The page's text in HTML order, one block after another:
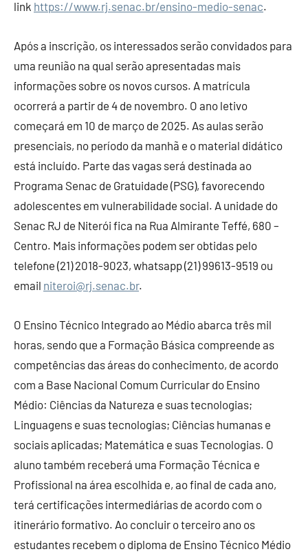
link https://www.rj.senac.br/ensino-medio-senac.
Após a inscrição, os interessados serão convidados para
uma reunião na qual serão apresentadas mais
informações sobre os novos cursos. A matrícula
ocorrerá a partir de 4 de novembro. O ano letivo
começará em 10 de março de 2025. As aulas serão
presenciais, no período da manhã e o material didático
está incluído. Parte das vagas será destinada ao
Programa Senac de Gratuidade (PSG), favorecendo
adolescentes em vulnerabilidade social. A unidade do
Senac RJ de Niterói fica na Rua Almirante Teffé, 680 –
Centro. Mais informações podem ser obtidas pelo
telefone (21) 2018-9023, whatsapp (21) 99613-9519 ou
email niteroi@rj.senac.br.
O Ensino Técnico Integrado ao Médio abarca três mil
horas, sendo que a Formação Básica compreende as
competências das áreas do conhecimento, de acordo
com a Base Nacional Comum Curricular do Ensino
Médio: Ciências da Natureza e suas tecnologias;
Linguagens e suas tecnologias; Ciências humanas e
sociais aplicadas; Matemática e suas Tecnologias. O
aluno também receberá uma Formação Técnica e
Profissional na área escolhida e, ao final de cada ano,
terá certificações intermediárias de acordo com o
itinerário formativo. Ao concluir o terceiro ano os
estudantes recebem o diploma de Ensino Técnico Médio